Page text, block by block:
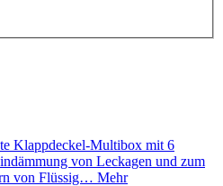
Klappdeckel-Multibox mit 6
von Leckagen und zum
von Flüssig… Mehr